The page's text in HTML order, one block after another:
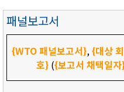
패널보고서
{WTO 패널보고서},{대상
호}({보고서 채택일